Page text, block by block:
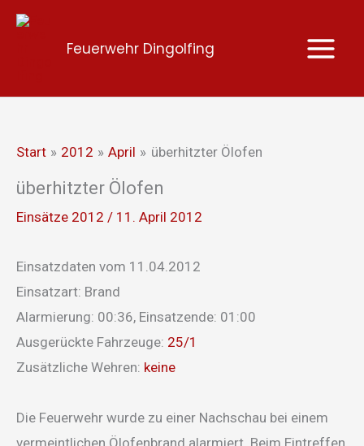
Zum
Feuerwehr Dingolfing
Start 2012 April überhitzter Ölofen
überhitzter Ölofen
Einsätze 2012 / 11. April 2012
Einsatzdaten vom 11.04.2012
Einsatzart: Brand
Alarmierung: 00:36, Einsatzende: 01:00
Ausgerückte Fahrzeuge: 25/1
Zusätzliche Wehren: keine
Die Feuerwehr wurde zu einer Nachschau bei einem
vermeintlichen Ölofenbrand alarmiert. Beim Eintreffen